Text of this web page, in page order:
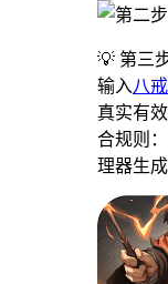
💡 第三
输入 八
真实有
合规则
理器生成